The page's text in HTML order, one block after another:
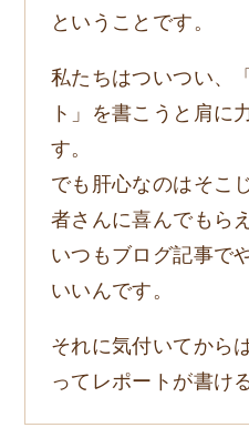
ということです。
私たちはついつい、
ト」を書こうと肩に
す。
でも肝心なのはそこ
者さんに喜んでもら
いつもブログ記事で
いいんです。
それに気付いてから
ってレポートが書け